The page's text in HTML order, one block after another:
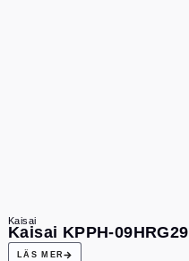
Kaisai
Kaisai KPPH-09HRG29
LÄS MER